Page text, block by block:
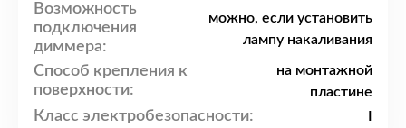
Возможность
подключения
диммера:
можно, если установить
лампу накаливания
Способ крепления к
поверхности:
на монтажной
пластине
Класс электробезопасности: